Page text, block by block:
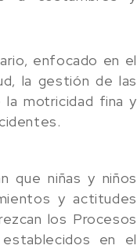
enfocado en el
la gestión de las
la motricidad fina y
que niñas y niños
y actitudes
los Procesos
en el